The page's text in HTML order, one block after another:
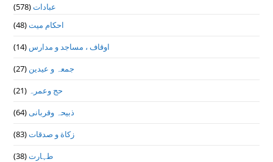
عبادات(578)
احکام میت(48)
اوقاف ، مساجد و مدارس (14)
جمعہ و عیدین (27)
حج وعمرہ (21)
ذبیحہ وقربانی(64)
زکاة و صدقات(83)
طہارت(38)